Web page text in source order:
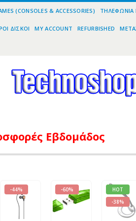
(CONSOLES & ACCESSORIES) ΤΗΛΕΦΩΝΊΑ
ΔΊΣΚΟΙ MY ACCOUNT REFURBISHED
Εβδομάδος
-44% -60%
HOT
-38%